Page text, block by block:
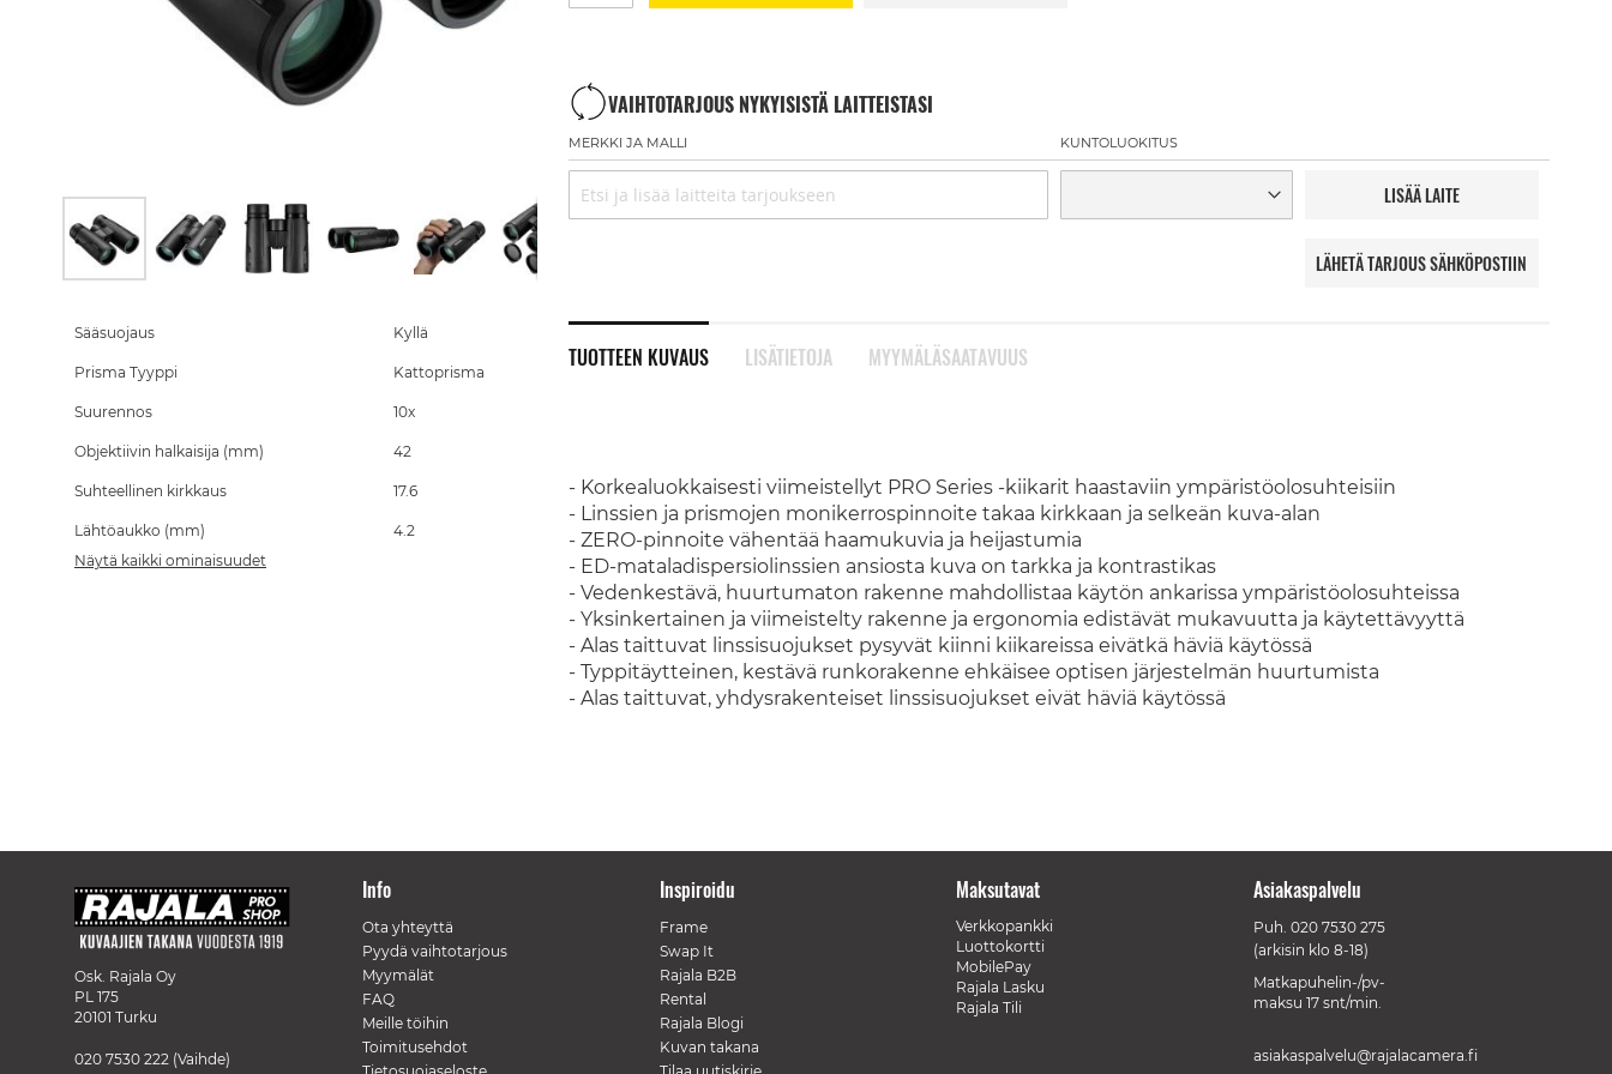
VAIHTOTARJOUS NYKYISISTÄ LAITTEISTASI
MERKKI JA MALLI KUNTOLUOKITUS
LISÄÄ LAITE
LÄHETÄ TARJOUS SÄHKÖPOSTIIN
TUOTTEEN KUVAUS
- Korkealuokkaisesti viimeistellyt PRO Series ‑kiikarit haastaviin ympäristöolosuhteisiin
- Linssien ja prismojen monikerrospinnoite takaa kirkkaan ja selkeän kuva-alan
- ZERO-pinnoite vähentää haamukuvia ja heijastumia
- ED-mataladispersiolinssien ansiosta kuva on tarkka ja kontrastikas
- Vedenkestävä, huurtumaton rakenne mahdollistaa käytön ankarissa ympäristöolosuhteissa
- Yksinkertainen ja viimeistelty rakenne ja ergonomia edistävät mukavuutta ja käytettävyyttä
- Alas taittuvat linssisuojukset pysyvät kiinni kiikareissa eivätkä häviä käytössä
- Typpitäytteinen, kestävä runkorakenne ehkäisee optisen järjestelmän huurtumista
- Alas taittuvat, yhdysrakenteiset linssisuojukset eivät häviä käytössä
LISÄTIETOJA MYYMÄLÄSAATAVUUS
the
images
Sääsuojaus Kyllä
Prisma Tyyppi Kattoprisma
Suurennos 10x
Objektiivin halkaisija (mm) 42
Suhteellinen kirkkaus 17.6
Lähtöaukko (mm)
4.2
Näytä kaikki ominaisuudet
Osk. Rajala Oy
PL 175
20101 Turku
020 7530 222 (Vaihde)
Info
Ota yhteyttä
Pyydä vaihtotarjous
Myymälät
FAQ
Meille töihin
Toimitusehdot
Inspiroidu
Frame
Swap It
Rajala B2B
Rental
Rajala Blogi
Kuvan takana
Maksutavat
Verkkopankki
Luottokortti
MobilePay
Rajala Lasku
Rajala Tili
Asiakaspalvelu
Puh. 020 7530 275
(arkisin klo 8-18)
Matkapuhelin-/pv-
maksu 17 snt/min.
asiakaspalvelu@rajalacamera.fi